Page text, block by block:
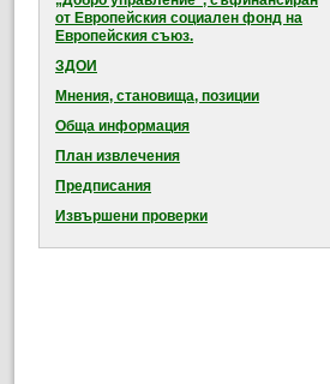
от Европейския социален фонд на
Европейския съюз.
ЗДОИ
Мнения, становища, позиции
Обща информация
План извлечения
Предписания
Извършени проверки